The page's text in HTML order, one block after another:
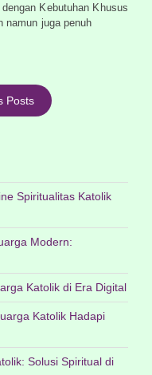
Kebutuhan Khusus
namun juga penuh
Posts
Spiritualitas Katolik
Modern:
Katolik di Era Digital
Katolik Hadapi
Solusi Spiritual di